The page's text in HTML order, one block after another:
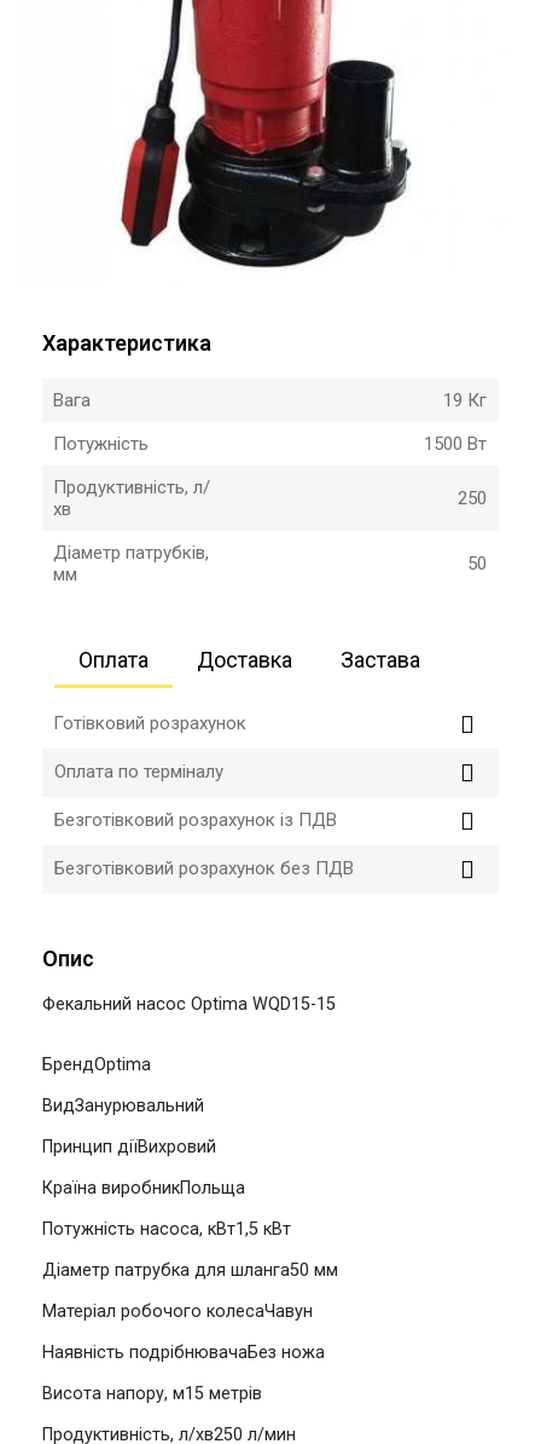
Характеристика
Вага
19 Кг
Потужність
1500 Вт
Продуктивність, л/
хв
250
Діаметр патрубків,
мм
50
Оплата Доставка Застава
Готівковий розрахунок
Оплата по терміналу
Безготівковий розрахунок із ПДВ
Безготівковий розрахунок без ПДВ
Опис
Фекальний насос Optima WQD15-15
БрендOptima
ВидЗанурювальний
Принцип діїВихровий
Країна виробникПольща
Потужність насоса, кВт1,5 кВт
Діаметр патрубка для шланга50 мм
Матеріал робочого колесаЧавун
Наявність подрібнювачаБез ножа
Висота напору, м15 метрів
Продуктивність, л/хв250 л/мин